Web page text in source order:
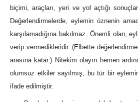
biçimi, araçları, yeri ve yol açtığı
Değerlendirmelerde, eylemin öznenin
karşılamadığına bakılmaz. Önemli olan,
verip vermedikleridir. (Elbette
arasına katar.) Nitekim olayın hemen
olumsuz etkiler sayılmış, bu tür bir
ifade edilmiştir.